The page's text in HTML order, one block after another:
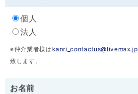
個人
法人
※仲介業者様は kanri_contactus@livemax.jp
致します。
お名前